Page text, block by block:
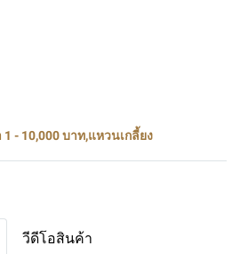
1 - 10,000 บาท,แหวนเกลี้ยง
วีดีโอสินค้า